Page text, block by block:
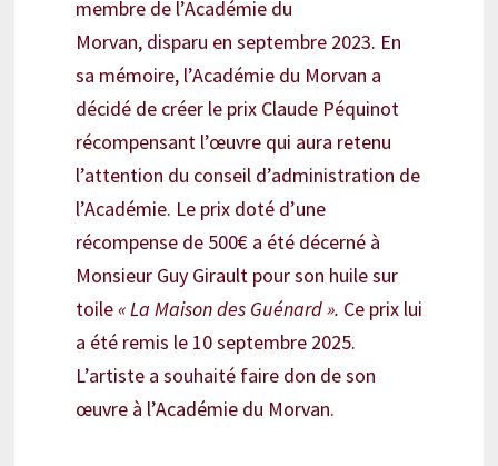
membre de l’Académie du
Morvan, disparu en septembre 2023. En
sa mémoire, l’Académie du Morvan a
décidé de créer le prix Claude Péquinot
récompensant l’œuvre qui aura retenu
l’attention du conseil d’administration de
l’Académie. Le prix doté d’une
récompense de 500€ a été décerné à
Monsieur Guy Girault pour son huile sur
toile« La Maison des Guénard ». Ce prix lui
a été remis le 10 septembre 2025.
L’artiste a souhaité faire don de son
œuvre à l’Académie du Morvan.